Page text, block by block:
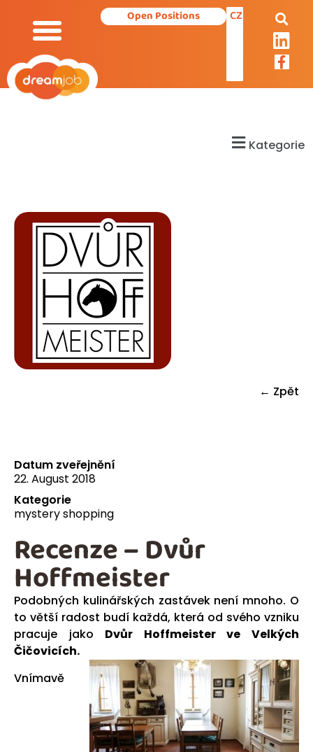
Open Positions CZ
Kategorie
← Zpět
Datum zveřejnění
22. August 2018
Kategorie
mystery shopping
Podobných kulinářských zastávek není mnoho. O
to větší radost budí každá, která od svého vzniku
pracuje jako Dvůr Hoffmeister ve Velkých
Čičovicích.
Vnímavě
Recenze – Dvůr
Hoffmeister